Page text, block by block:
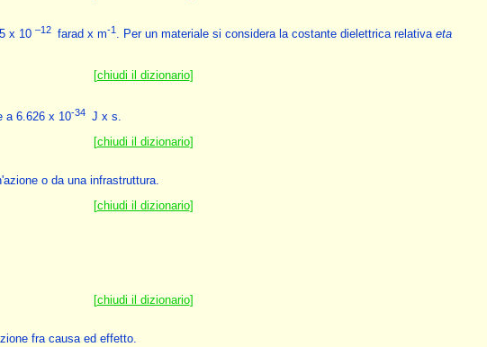
x 10 –12 farad x m-1 . Per un materiale si considera la costante dielettrica relativa eta
[chiudi il dizionario]
a 6.626 x 10-34 J x s.
[chiudi il dizionario]
o da una infrastruttura.
[chiudi il dizionario]
[chiudi il dizionario]
fra causa ed effetto.